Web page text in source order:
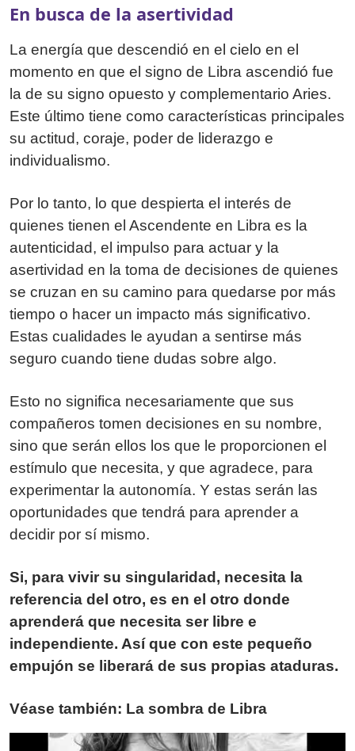
En busca de la asertividad
La energía que descendió en el cielo en el
momento en que el signo de Libra ascendió fue
la de su signo opuesto y complementario Aries.
Este último tiene como características principales
su actitud, coraje, poder de liderazgo e
individualismo.
Por lo tanto, lo que despierta el interés de
quienes tienen el Ascendente en Libra es la
autenticidad, el impulso para actuar y la
asertividad en la toma de decisiones de quienes
se cruzan en su camino para quedarse por más
tiempo o hacer un impacto más significativo.
Estas cualidades le ayudan a sentirse más
seguro cuando tiene dudas sobre algo.
Esto no significa necesariamente que sus
compañeros tomen decisiones en su nombre,
sino que serán ellos los que le proporcionen el
estímulo que necesita, y que agradece, para
experimentar la autonomía. Y estas serán las
oportunidades que tendrá para aprender a
decidir por sí mismo.
Si, para vivir su singularidad, necesita la
referencia del otro, es en el otro donde
aprenderá que necesita ser libre e
independiente. Así que con este pequeño
empujón se liberará de sus propias ataduras.
Véase también: La sombra de Libra